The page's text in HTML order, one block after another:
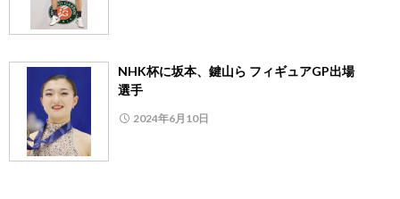
NHK杯に坂本、鍵山ら フィギュアGP出場
選手
2024年6月10日